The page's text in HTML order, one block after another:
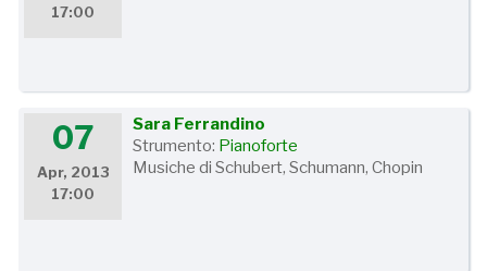
17:00
07
Apr, 2013
17:00
Sara Ferrandino
Strumento: Pianoforte
Musiche di Schubert, Schumann, Chopin